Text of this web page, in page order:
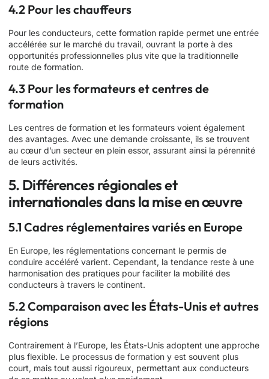
4.2 Pour les chauffeurs
Pour les conducteurs, cette formation rapide permet une entrée
accélérée sur le marché du travail, ouvrant la porte à des
opportunités professionnelles plus vite que la traditionnelle
route de formation.
4.3 Pour les formateurs et centres de
formation
Les centres de formation et les formateurs voient également
des avantages. Avec une demande croissante, ils se trouvent
au cœur d’un secteur en plein essor, assurant ainsi la pérennité
de leurs activités.
5. Différences régionales et
internationales dans la mise en œuvre
5.1 Cadres réglementaires variés en Europe
En Europe, les réglementations concernant le permis de
conduire accéléré varient. Cependant, la tendance reste à une
harmonisation des pratiques pour faciliter la mobilité des
conducteurs à travers le continent.
5.2 Comparaison avec les États-Unis et autres
régions
Contrairement à l’Europe, les États-Unis adoptent une approche
plus flexible. Le processus de formation y est souvent plus
court, mais tout aussi rigoureux, permettant aux conducteurs